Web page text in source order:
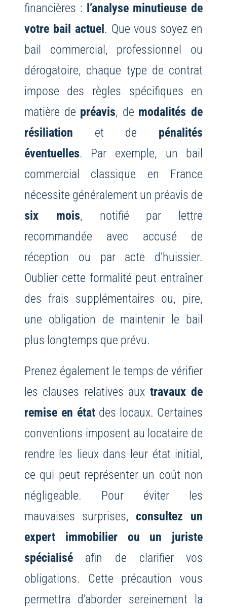
financières : l’analyse minutieuse de
votre bail actuel. Que vous soyez en
bail commercial, professionnel ou
dérogatoire, chaque type de contrat
impose des règles spécifiques en
matière de préavis, de modalités de
résiliation et de pénalités
éventuelles. Par exemple, un bail
commercial classique en France
nécessite généralement un préavis de
six mois, notifié par lettre
recommandée avec accusé de
réception ou par acte d’huissier.
Oublier cette formalité peut entraîner
des frais supplémentaires ou, pire,
une obligation de maintenir le bail
plus longtemps que prévu.
Prenez également le temps de vérifier
les clauses relatives aux travaux de
remise en état des locaux. Certaines
conventions imposent au locataire de
rendre les lieux dans leur état initial,
ce qui peut représenter un coût non
négligeable. Pour éviter les
mauvaises surprises,consultez un
expert immobilier ou un juriste
spécialiséafin de clarifier vos
obligations. Cette précaution vous
permettra d’aborder sereinement la